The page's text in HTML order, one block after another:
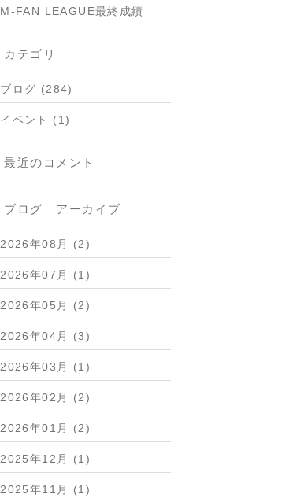
M-FAN LEAGUE最終成績
カテゴリ
ブログ (284)
イベント (1)
最近のコメント
ブログ アーカイブ
2026年08月 (2)
2026年07月 (1)
2026年05月 (2)
2026年04月 (3)
2026年03月 (1)
2026年02月 (2)
2026年01月 (2)
2025年12月 (1)
2025年11月 (1)